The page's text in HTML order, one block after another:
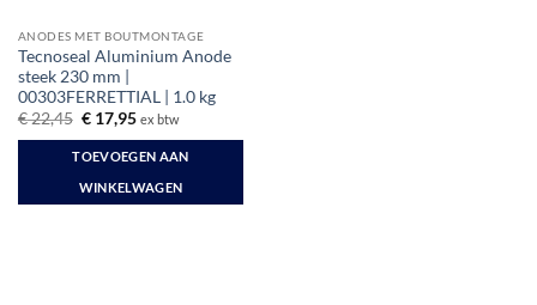
ANODES MET BOUTMONTAGE
Tecnoseal Aluminium Anode
steek 230 mm |
00303FERRETTIAL | 1.0 kg
€22,45 Oorspronkelijke
was:
€ 22,45.
€17,95Huidige
is:
€ 17,95.
ex btw
TOEVOEGEN AAN
WINKELWAGEN